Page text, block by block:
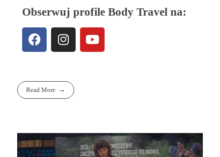
Obserwuj profile Body Travel na:
Read More